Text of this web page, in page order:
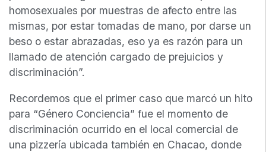
homosexuales por muestras de afecto entre las
mismas, por estar tomadas de mano, por darse un
beso o estar abrazadas, eso ya es razón para un
llamado de atención cargado de prejuicios y
discriminación”.
Recordemos que el primer caso que marcó un hito
para “Género Conciencia” fue el momento de
discriminación ocurrido en el local comercial de
una pizzería ubicada también en Chacao, donde